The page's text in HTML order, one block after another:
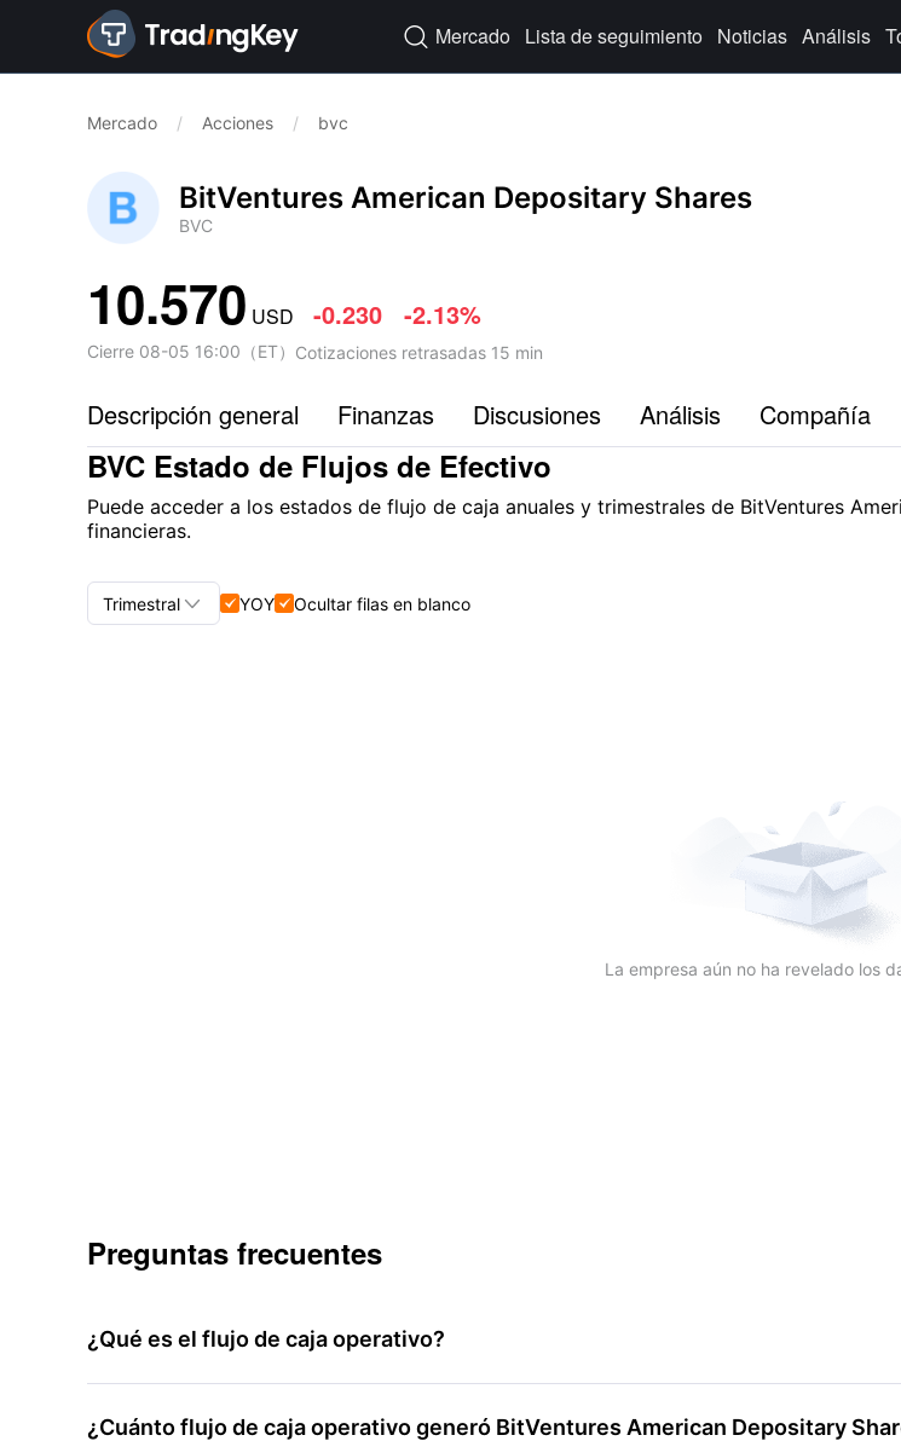
 Mercado Lista de seguimiento Noticias Análisis
Mercado / Acciones / bvc
BitVentures American Depositary Shares
BVC
10.570 USD -0.230 -2.13%
Cierre 08-05 16:00 （ET） Cotizaciones retrasadas 15 min
Descripción general Finanzas Discusiones Análisis Compañía
BVC Estado de Flujos de Efectivo
Puede acceder a los estados de flujo de caja anuales y trimestrales de BitVentures
financieras.
Trimestral  YOY Ocultar filas en blanco
La empresa aún no ha revelado los
Preguntas frecuentes
¿Qué es el flujo de caja operativo?
¿Cuánto flujo de caja operativo generó BitVentures American Depositary